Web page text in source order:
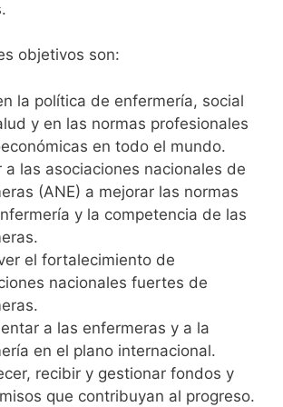
objetivos son:
la política de enfermería, social
y en las normas profesionales
en todo el mundo.
a las asociaciones nacionales de
(ANE) a mejorar las normas
y la competencia de las
el fortalecimiento de
nacionales fuertes de
a las enfermeras y a la
en el plano internacional.
recibir y gestionar fondos y
que contribuyan al progreso.